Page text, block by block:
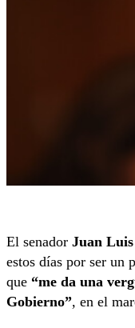
El senador Juan
estos días por ser un
que “me da una
Gobierno”, en el